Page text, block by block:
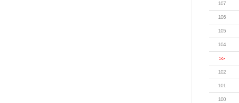
107
106
105
104
>>
102
101
100